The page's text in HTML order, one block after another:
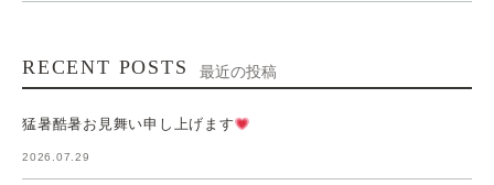
RECENT POSTS 最近の投稿
猛暑酷暑お見舞い申し上げます
2026.07.29